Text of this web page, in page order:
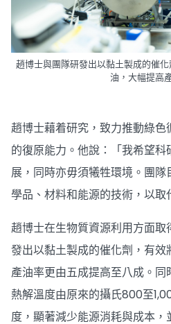
趙博士與團隊研發出以黏土製成的催
油，大幅提高
趙博士藉着研究，致力推動綠
的復原能力。他說：「我希望
展，同時亦毋須犧牲環境。團
學品、材料和能源的技術，以取
趙博士在生物質資源利用方面
發出以黏土製成的催化劑，有效
產油率更由五成提高至八成。
熱解溫度由原來的攝氏800至
度，顯著減少能源消耗與成本